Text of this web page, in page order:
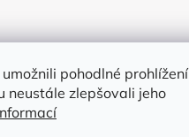
pohodlné prohlížení
neustále zlepšovali jeho